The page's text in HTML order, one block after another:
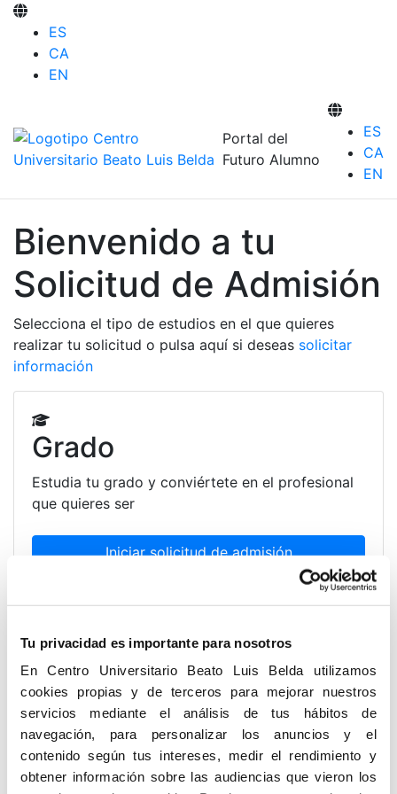
Tu privacidad es importante para nosotros
En Centro Universitario Beato Luis Belda utilizamos
cookies propias y de terceros para mejorar nuestros
servicios mediante el análisis de tus hábitos de
navegación, para personalizar los anuncios y el
contenido según tus intereses, medir el rendimiento y
obtener información sobre las audiencias que vieron los
ES
CA
EN
Portal del
Futuro Alumno
ES
CA
EN
Bienvenido a tu
Solicitud de Admisión
Selecciona el tipo de estudios en el que quieres
realizar tu solicitud o pulsa aquí si deseas solicitar
información
Grado
Estudia tu grado y conviértete en el profesional
que quieres ser
Iniciar solicitud de admisión
Máster
Estudia uno de nuestros másteres y especialízate
Iniciar solicitud de admisión